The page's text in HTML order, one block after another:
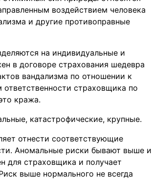
воздействием человека
и другие противоправные
на индивидуальные и
в договоре страхования шедевра
вандализма по отношении к
страховщика по
кража.
катастрофические, крупные.
отнести соответствующие
Аномальные риски бывают выше и
для страховщика и получает
выше нормального не всегда